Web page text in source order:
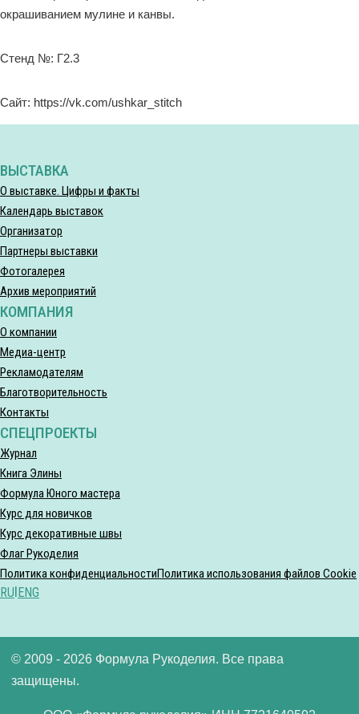
окрашиванием мулине и канвы.
Стенд №: Г2.3
Сайт: https://vk.com/ushkar_stitch
ВЫСТАВКА
О выставке. Цифры и факты
Календарь выставок
Организатор
Партнеры выставки
Фотогалерея
Архив мероприятий
КОМПАНИЯ
О компании
Медиа-центр
Рекламодателям
Благотворительность
Контакты
СПЕЦПРОЕКТЫ
Журнал
Книга Элины
Формула Юного мастера
Курс для новичков
Курс декоративные швы
Флаг Рукоделия
Политика конфиденциальностиПолитика использования файлов Cookie
RU ENG
© 2009 - 2026 Формула Рукоделия. Все права
защищены.